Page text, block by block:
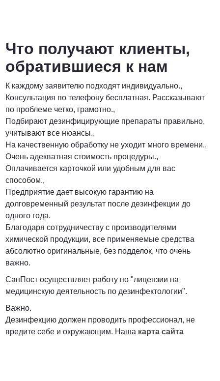
Что получают клиенты,
обратившиеся к нам
К каждому заявителю подходят индивидуально.,
Консультация по телефону бесплатная. Рассказывают
по проблеме четко, грамотно.,
Подбирают дезинфицирующие препараты правильно,
учитывают все нюансы.,
На качественную обработку не уходит много времени.,
Очень адекватная стоимость процедуры.,
Оплачивается карточкой или удобным для вас
способом.,
Предприятие дает высокую гарантию на
долговременный результат после дезинфекции до
одного года.
Благодаря сотрудничеству с производителями
химической продукции, все применяемые средства
абсолютно оригинальные, без подделок, что очень
важно.
СанПост осуществляет работу по "лицензии на
медицинскую деятельность по дезинфектологии".
Важно.
Дезинфекцию должен проводить профессионал, не
вредите себе и окружающим. Наша карта сайта